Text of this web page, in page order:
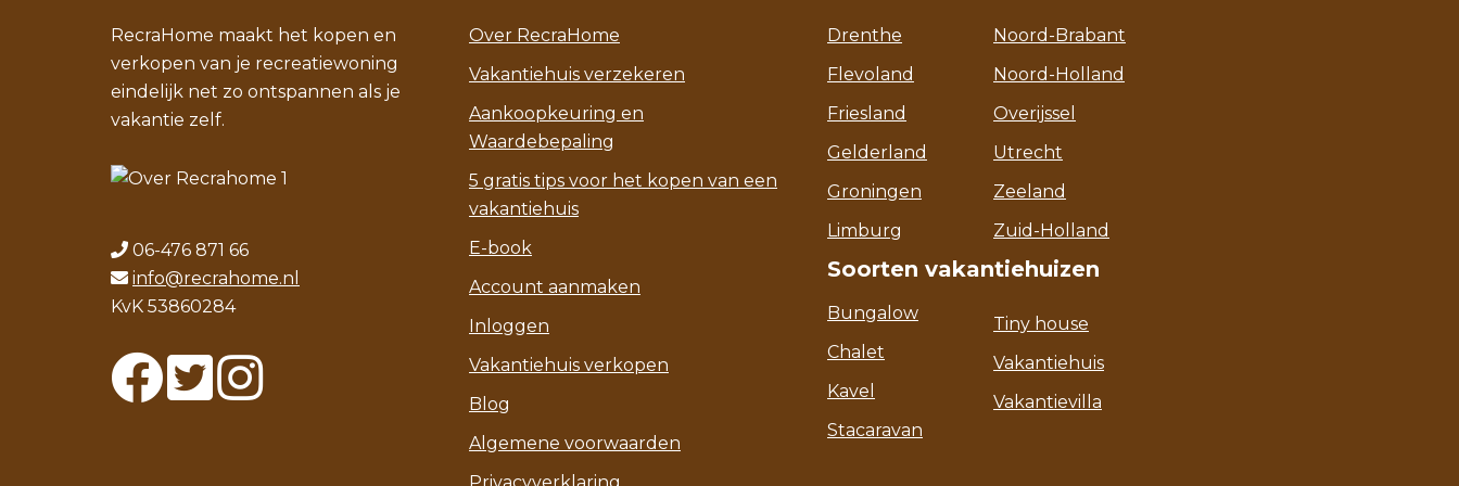
RecraHome maakt het kopen en
verkopen van je recreatiewoning
eindelijk net zo ontspannen als je
vakantie zelf.
06-476 871 66
info@recrahome.nl
KvK 53860284
Over RecraHome
Vakantiehuis verzekeren
Aankoopkeuring en
Waardebepaling
5 gratis tips voor het kopen van een
vakantiehuis
E-book
Account aanmaken
Inloggen
Vakantiehuis verkopen
Blog
Algemene voorwaarden
Drenthe
Flevoland
Friesland
Gelderland
Groningen
Limburg
Noord-Brabant
Noord-Holland
Overijssel
Utrecht
Zeeland
Zuid-Holland
Soorten vakantiehuizen
Bungalow
Chalet
Kavel
Stacaravan
Tiny house
Vakantiehuis
Vakantievilla